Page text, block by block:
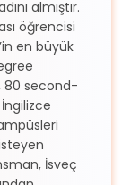
almıştır.
öğrencisi
en büyük
80 second-
İsveç